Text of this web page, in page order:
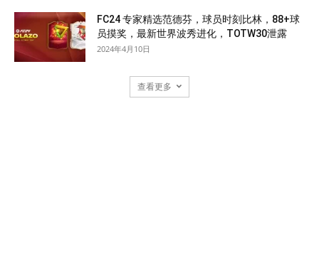
FC24 专家精选范德芬，球员时刻比林，88+球
员摸奖，最新世界波秀进化，TOTW30泄露
2024年4月10日
查看更多